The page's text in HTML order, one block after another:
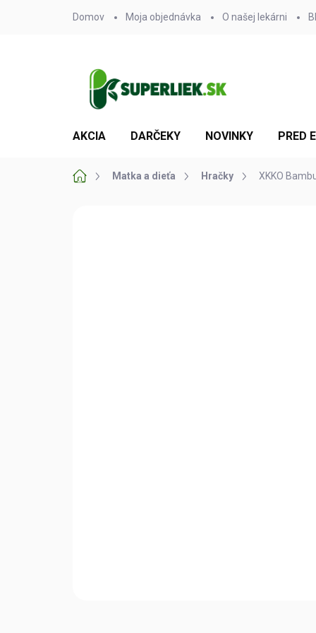
Domov Moja objednávka O našej lekárni
AKCIA DARČEKY NOVINKY PRED
DomovMatka a dieťa Hračky XKKO